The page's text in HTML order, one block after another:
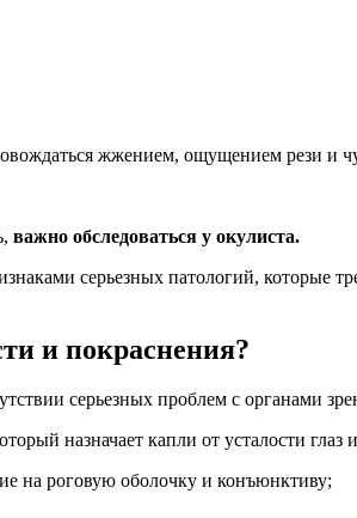
жжением, ощущением рези и
важно обследоваться у окулиста.
серьезных патологий, которые
и покраснения?
серьезных проблем с органами
назначает капли от усталости
на роговую оболочку и конъюнктиву;